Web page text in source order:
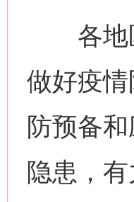
各地区
做好疫
防预备
隐患，